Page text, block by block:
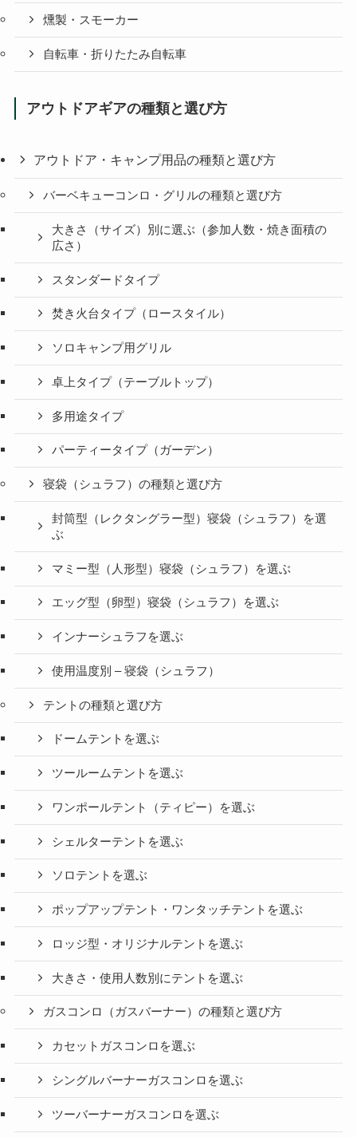
燻製・スモーカー
自転車・折りたたみ自転車
アウトドアギアの種類と選び方
アウトドア・キャンプ用品の種類と選び方
バーベキューコンロ・グリルの種類と選び方
大きさ（サイズ）別に選ぶ（参加人数・焼き面積の
広さ）
スタンダードタイプ
焚き火台タイプ（ロースタイル）
ソロキャンプ用グリル
卓上タイプ（テーブルトップ）
多用途タイプ
パーティータイプ（ガーデン）
寝袋（シュラフ）の種類と選び方
封筒型（レクタングラー型）寝袋（シュラフ）を選
ぶ
マミー型（人形型）寝袋（シュラフ）を選ぶ
エッグ型（卵型）寝袋（シュラフ）を選ぶ
インナーシュラフを選ぶ
使用温度別 – 寝袋（シュラフ）
テントの種類と選び方
ドームテントを選ぶ
ツールームテントを選ぶ
ワンポールテント（ティピー）を選ぶ
シェルターテントを選ぶ
ソロテントを選ぶ
ポップアップテント・ワンタッチテントを選ぶ
ロッジ型・オリジナルテントを選ぶ
大きさ・使用人数別にテントを選ぶ
ガスコンロ（ガスバーナー）の種類と選び方
カセットガスコンロを選ぶ
シングルバーナーガスコンロを選ぶ
ツーバーナーガスコンロを選ぶ